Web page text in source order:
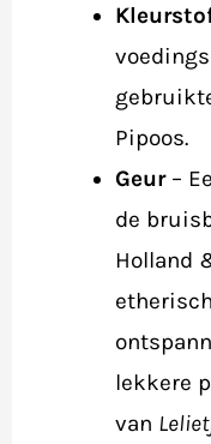
Pipoos.
Geur–
de
Holland
lekkere
van